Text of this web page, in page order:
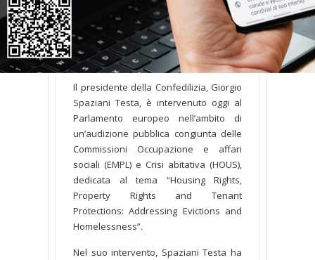
AUDIZIONE CONFEDILIZIA AL
PARLAMENTO UESU CASA, SFRATTI E
DIRITTO DI PROPRIETA’
Il presidente della Confedilizia, Giorgio
Spaziani Testa, è intervenuto oggi al
Parlamento europeo nell’ambito di
un’audizione pubblica congiunta delle
Commissioni Occupazione e affari
sociali (EMPL) e Crisi abitativa (HOUS),
dedicata al tema “Housing Rights,
Property Rights and Tenant
Protections: Addressing Evictions and
Homelessness”.
Nel suo intervento, Spaziani Testa ha